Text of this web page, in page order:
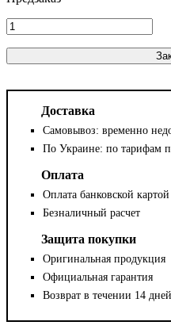
Доставка
Самовывоз: временно
По Украине: по тарифам
Оплата
Оплата банковской картой
Безналичный расчет
Защита покупки
Оригинальная продукция
Официальная гарантия
Возврат в течении 14 дней